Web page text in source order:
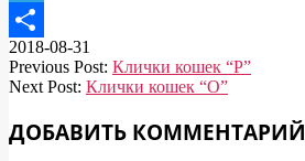
Telegram
Отправить
2018-08-31
Previous Post: Клички кошек “Р”
Next Post: Клички кошек “О”
ДОБАВИТЬ КОММЕНТАРИЙ